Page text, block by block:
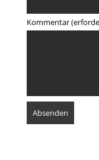
Kommentar